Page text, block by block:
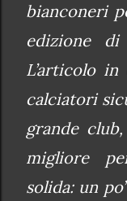
bianconeri
edizione
L’articolo
calciatori
grande
migliore
solida: un